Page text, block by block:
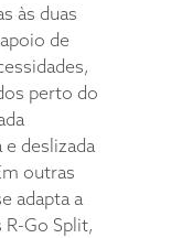
às duas
de
perto do
deslizada
outras
adapta a
Go Split,